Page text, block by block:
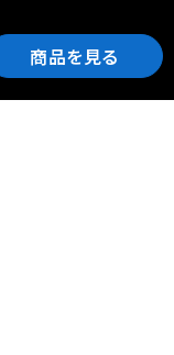
商品を見る